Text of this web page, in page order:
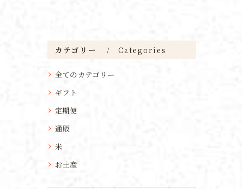
カテゴリー Categories
全てのカテゴリー
ギフト
定期便
通販
米
お土産